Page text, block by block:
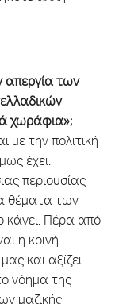
απεργία των
χωράφια»;
με την πολιτική
έχει.
περιουσίας
θέματα των
κάνει. Πέρα από
η κοινή
και αξίζει
νόημα της